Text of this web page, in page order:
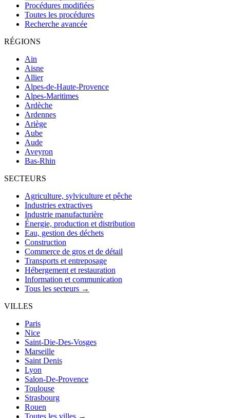
Procédures modifiées
Toutes les procédures
Recherche avancée
RÉGIONS
Ain
Aisne
Allier
Alpes-de-Haute-Provence
Alpes-Maritimes
Ardèche
Ardennes
Ariège
Aube
Aude
Aveyron
Bas-Rhin
SECTEURS
Agriculture, sylviculture et pêche
Industries extractives
Industrie manufacturière
Énergie, production et distribution
Eau, gestion des déchets
Construction
Commerce de gros et de détail
Transports et entreposage
Hébergement et restauration
Information et communication
Tous les secteurs →
VILLES
Paris
Nice
Saint-Die-Des-Vosges
Marseille
Saint Denis
Lyon
Salon-De-Provence
Toulouse
Strasbourg
Rouen
Toutes les villes →